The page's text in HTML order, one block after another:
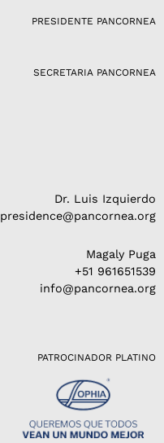
PRESIDENTE PANCORNEA
SECRETARIA PANCORNEA
Dr. Luis Izquierdo
presidence@pancornea.org
Magaly Puga
+51 961651539
info@pancornea.org
PATROCINADOR PLATINO